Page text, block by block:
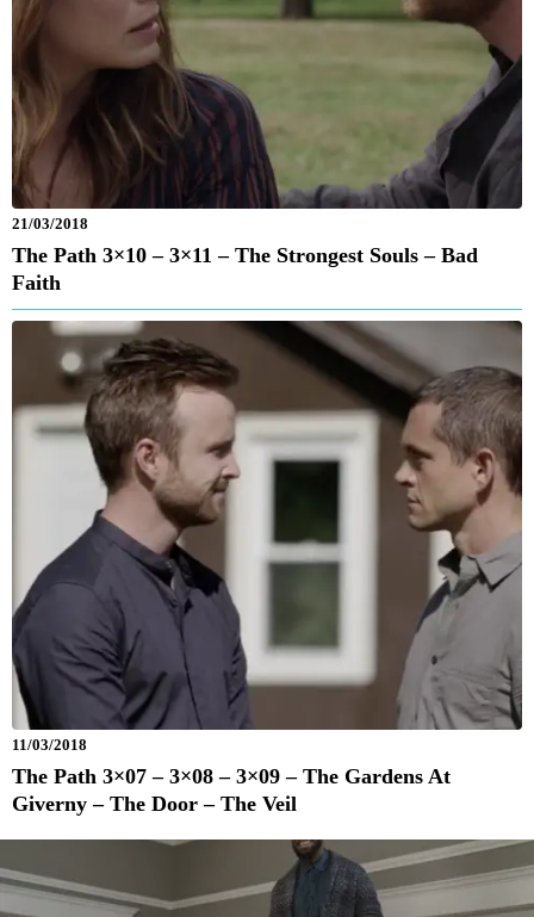
21/03/2018
The Path 3×10 – 3×11 – The Strongest Souls – Bad
Faith
11/03/2018
The Path 3×07 – 3×08 – 3×09 – The Gardens At
Giverny – The Door – The Veil